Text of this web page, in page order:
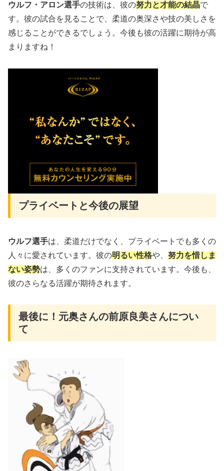
ウルフ・アロン選手の技術は、彼の努力と才能の結晶で
す。彼の試合を見ることで、柔道の奥深さや技の美しさを
感じることができるでしょう。今後も彼の活躍に期待が高
まりますね！
プライベートと今後の展望
ウルフ選手は、柔道だけでなく、プライベートでも多くの
人々に愛されています。彼の明るい性格や、努力を惜しま
ない姿勢は、多くのファンに支持されています。今後も、
彼のさらなる活躍が期待されます。
最後に！元奥さんの前原良美さんについ
て